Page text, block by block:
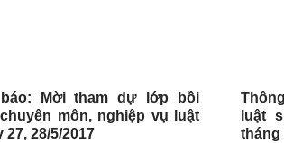
Mời tham dự lớp bồi
môn, nghiệp vụ luật
28/5/2017
luật
tháng